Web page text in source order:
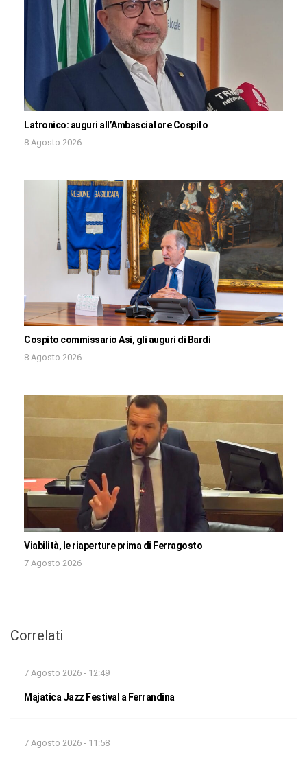
Latronico: auguri all’Ambasciatore Cospito
8 Agosto 2026
Cospito commissario Asi, gli auguri di Bardi
8 Agosto 2026
Viabilità, le riaperture prima di Ferragosto
7 Agosto 2026
Correlati
7 Agosto 2026 - 12:49
Majatica Jazz Festival a Ferrandina
7 Agosto 2026 - 11:58